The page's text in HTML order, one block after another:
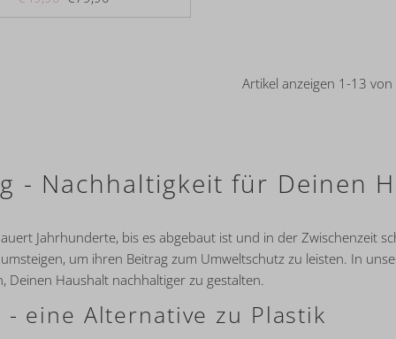
Preis
Artikel anzeigen 1-13 von
- Nachhaltigkeit für Deinen
Jahrhunderte, bis es abgebaut ist und in der Zwischenzeit
um ihren Beitrag zum Umweltschutz zu leisten. In
Deinen Haushalt nachhaltiger zu gestalten.
eine Alternative zu Plastik